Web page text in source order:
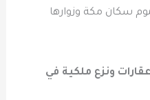
سكان مكة وزوارها
ونزع ملكية في